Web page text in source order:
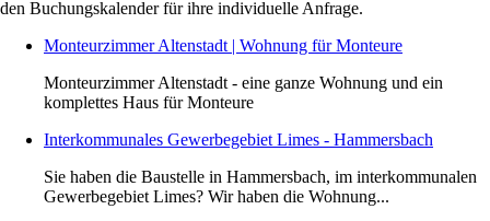
den Buchungskalender für ihre individuelle Anfrage.
Monteurzimmer Altenstadt | Wohnung für Monteure
Monteurzimmer Altenstadt - eine ganze Wohnung und ein
komplettes Haus für Monteure
Interkommunales Gewerbegebiet Limes - Hammersbach
Sie haben die Baustelle in Hammersbach, im interkommunalen
Gewerbegebiet Limes? Wir haben die Wohnung...